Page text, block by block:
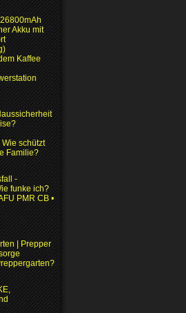
Akku mit
Kaffee
schützt
Familie?
-
funke ich?
PMR CB •
| Prepper